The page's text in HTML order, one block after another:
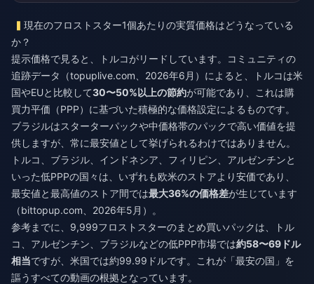
現在のフロストスター1個あたりの実質価格はどうなっている
か？
提示価格で見ると、トルコがリードしています。コミュニティの
追跡データ（topuplive.com、2026年6月）によると、トルコは米
国やEUと比較して30〜50%以上の節約が可能であり、これは購
買力平価（PPP）に基づいた積極的な価格設定によるものです。
ブラジルはスターターパックや中価格帯のパックで高い価値を提
供しますが、常に最安値として挙げられるわけではありません。
トルコ、ブラジル、インドネシア、フィリピン、アルゼンチンと
いった低PPPの国々は、いずれも欧米のストアより安価であり、
最安値と最高値のストア間では最大36%の価格差が生じています
（bittopup.com、2026年5月）。
参考までに、9,999フロストスターのまとめ買いパックは、トル
コ、アルゼンチン、ブラジルなどの低PPP市場では約58〜69ドル
相当ですが、米国では約99.99ドルです。これが「最安の国」を
謳うすべての動画の根拠となっています。